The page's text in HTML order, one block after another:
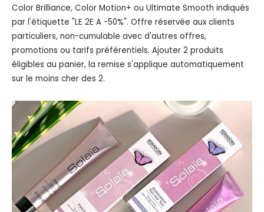
Color Brilliance, Color Motion+ ou Ultimate Smooth indiqués
par l'étiquette "LE 2E A -50%". Offre réservée aux clients
particuliers, non-cumulable avec d'autres offres,
promotions ou tarifs préférentiels. Ajouter 2 produits
éligibles au panier, la remise s'applique automatiquement
sur le moins cher des 2.